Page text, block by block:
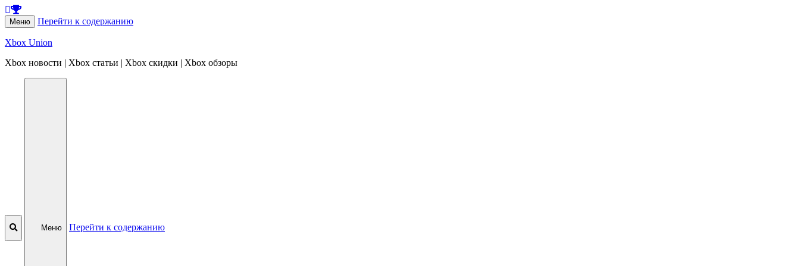
Меню Перейти к содержанию
Xbox Union
Xbox новости | Xbox статьи | Xbox скидки | Xbox обзоры
Меню Перейти к содержанию